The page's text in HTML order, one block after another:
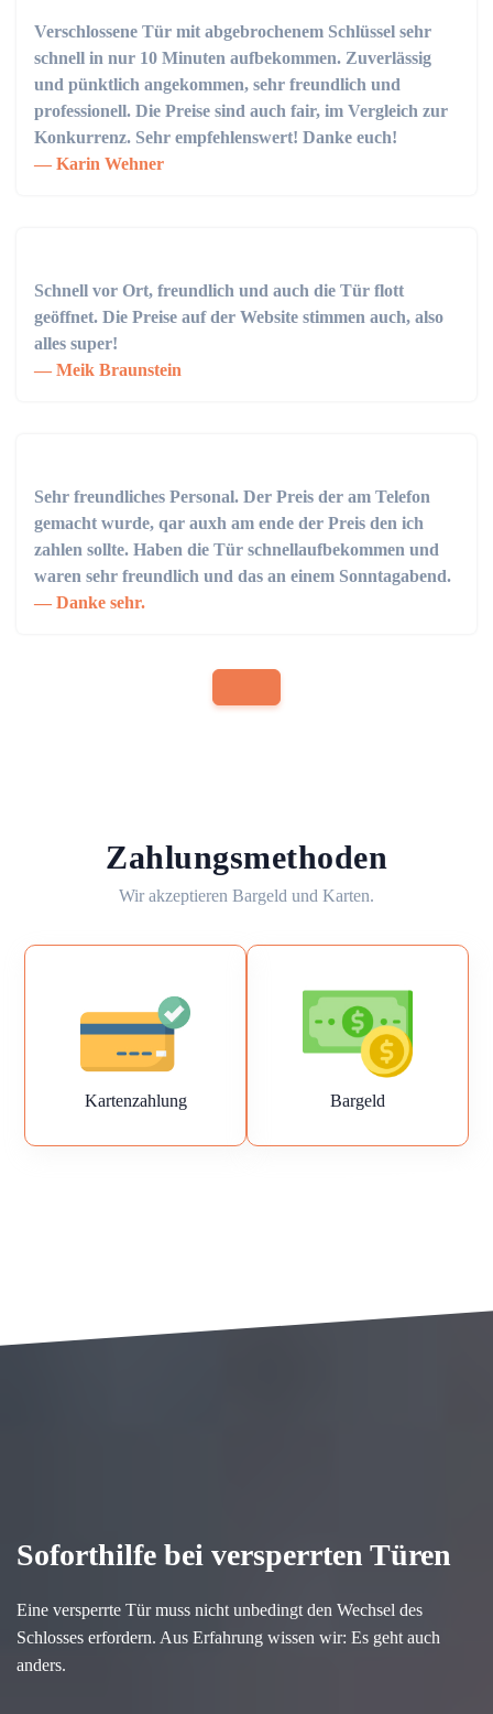
Verschlossene Tür mit abgebrochenem Schlüssel sehr
schnell in nur 10 Minuten aufbekommen. Zuverlässig
und pünktlich angekommen, sehr freundlich und
professionell. Die Preise sind auch fair, im Vergleich zur
Konkurrenz. Sehr empfehlenswert! Danke euch!
Karin Wehner
Schnell vor Ort, freundlich und auch die Tür flott
geöffnet. Die Preise auf der Website stimmen auch, also
alles super!
Meik Braunstein
Sehr freundliches Personal. Der Preis der am Telefon
gemacht wurde, qar auxh am ende der Preis den ich
zahlen sollte. Haben die Tür schnellaufbekommen und
waren sehr freundlich und das an einem Sonntagabend.
Danke sehr.
Zahlungsmethoden
Wir akzeptieren Bargeld und Karten.
Kartenzahlung Bargeld
Soforthilfe bei versperrten Türen
Eine versperrte Tür muss nicht unbedingt den Wechsel des
Schlosses erfordern. Aus Erfahrung wissen wir: Es geht auch
anders.